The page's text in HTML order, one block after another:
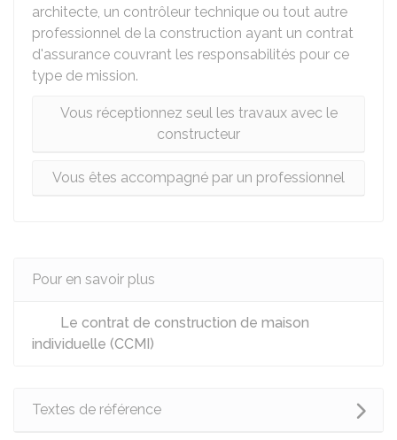
architecte, un contrôleur technique ou tout autre
professionnel de la construction ayant un contrat
d'assurance couvrant les responsabilités pour ce
type de mission.
Vous réceptionnez seul les travaux avec le
constructeur
Vous êtes accompagné par un professionnel
Pour en savoir plus
Le contrat de construction de maison
individuelle (CCMI)
Textes de référence